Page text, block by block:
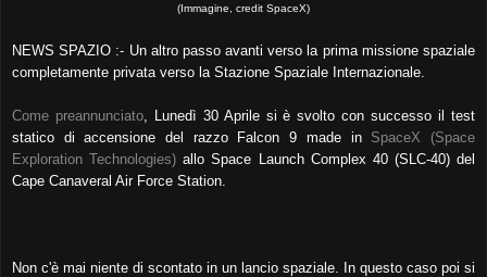
(Immagine, credit SpaceX)
NEWS SPAZIO :- Un altro passo avanti verso la prima missione spaziale
completamente privata verso la Stazione Spaziale Internazionale.
Come preannunciato, Lunedì 30 Aprile si è svolto con successo il test
statico di accensione del razzo Falcon 9 made in SpaceX (Space
Exploration Technologies) allo Space Launch Complex 40 (SLC-40) del
Cape Canaveral Air Force Station.
Non c'è mai niente di scontato in un lancio spaziale. In questo caso poi si